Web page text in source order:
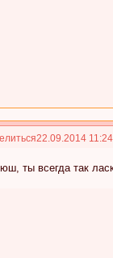
22.09.2014
ты всегда так